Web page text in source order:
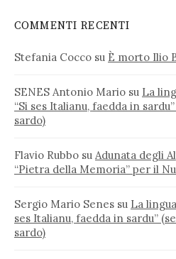
COMMENTI RECENTI
Stefania Cocco su È morto Ilio
SENES Antonio Mario su La
“Si ses Italianu, faedda in
sardo)
Flavio Rubbo su Adunata degli
“Pietra della Memoria” per il
Sergio Mario Senes su La
ses Italianu, faedda in sardu”
sardo)